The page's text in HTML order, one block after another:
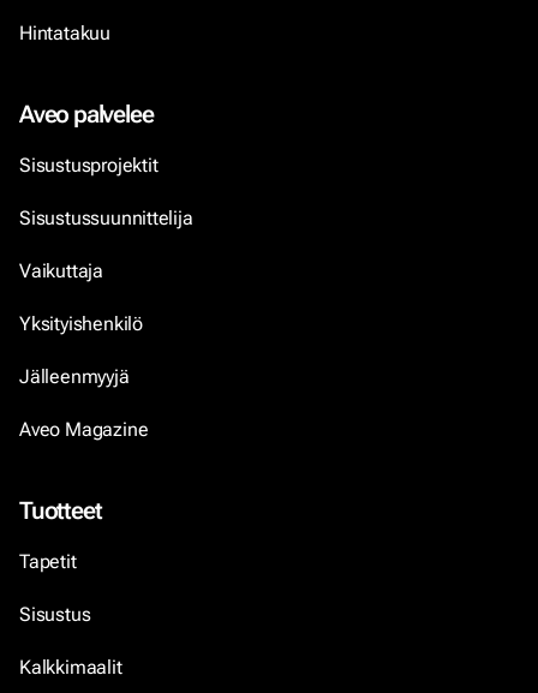
Hintatakuu
Aveo palvelee
Sisustusprojektit
Sisustussuunnittelija
Vaikuttaja
Yksityishenkilö
Jälleenmyyjä
Aveo Magazine
Tuotteet
Tapetit
Sisustus
Kalkkimaalit